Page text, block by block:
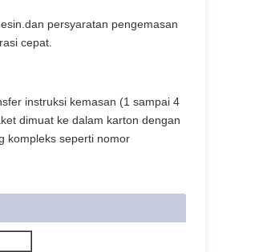
persyaratan pengemasan
cepat.
instruksi kemasan (1 sampai 4
dimuat ke dalam karton dengan
kompleks seperti nomor